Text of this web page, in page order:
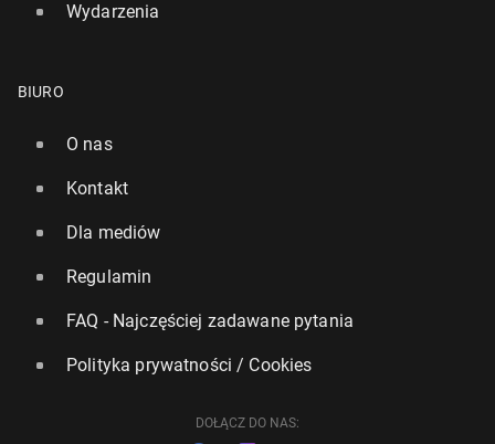
Wydarzenia
BIURO
O nas
Kontakt
Dla mediów
Regulamin
FAQ - Najczęściej zadawane pytania
Polityka prywatności / Cookies
DOŁĄCZ DO NAS: